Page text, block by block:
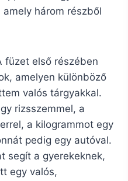
három részből
füzet első részében
amelyen különböző
valós tárgyakkal.
rizsszemmel, a
a kilogrammot egy
pedig egy autóval.
segít a gyerekeknek,
egy valós,